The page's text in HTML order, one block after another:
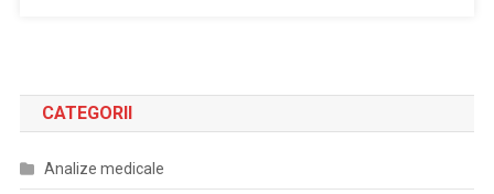
CATEGORII
Analize medicale